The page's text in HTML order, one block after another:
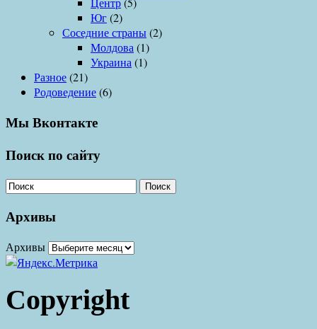
Юг(2)
Соседние страны(2)
Молдова(1)
Украина(1)
Разное(21)
Родоведение(6)
Мы Вконтакте
Поиск по сайту
Поиск
Архивы
Архивы
Copyright